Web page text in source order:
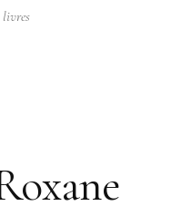
Office 365
livres